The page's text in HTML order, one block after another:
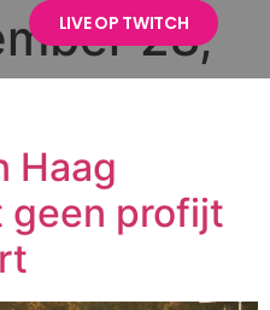
LIVE OP TWITCH
28,
Haag
geen profijt